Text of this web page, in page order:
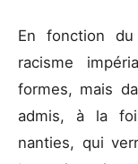
En fonction du
racisme
formes, mais
admis, à la
nanties, qui